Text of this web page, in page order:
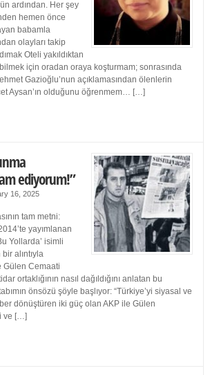
ardından. Her şey
hemen önce
babamla
olayları takip
Oteli yakıldıktan
için oradan oraya koşturmam; sonrasında
Gazioğlu’nun açıklamasından ölenlerin
Aysan’ın olduğunu öğrenmem… […]
ediyorum!”
16, 2025
tam metni:
yayımlanan
Yollarda’ isimli
alıntıyla
Gülen Cemaati
ortaklığının nasıl dağıldığını anlatan bu
önsözü şöyle başlıyor: “Türkiye’yi siyasal ve
dönüştüren iki güç olan AKP ile Gülen
ve […]